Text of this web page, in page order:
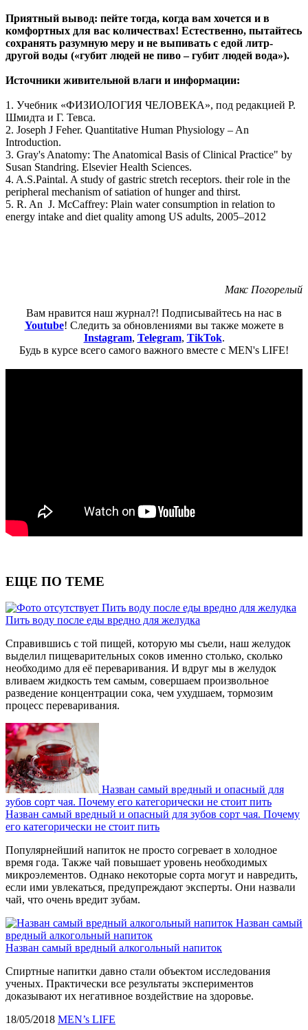
Приятный вывод: пейте тогда, когда вам хочется и в
комфортных для вас количествах! Естественно, пытайтесь
сохранять разумную меру и не выпивать с едой литр-
другой воды («губит людей не пиво – губит людей вода»).
Источники живительной влаги и информации:
1. Учебник «ФИЗИОЛОГИЯ ЧЕЛОВЕКА», под редакцией Р.
Шмидта и Г. Тевса.
2. Joseph J Feher. Quantitative Human Physiology – An
Introduction.
3. Gray's Anatomy: The Anatomical Basis of Clinical Practice" by
Susan Standring. Elsevier Health Sciences.
4. A.S.Paintal. A study of gastric stretch receptors. their role in the
peripheral mechanism of satiation of hunger and thirst.
5. R. An J. ‎McCaffrey: Plain water consumption in relation to
energy intake and diet quality among US adults, 2005–2012
Макс Погорелый
Вам нравится наш журнал?! Подписывайтесь на нас в
Youtube! Следить за обновлениями вы также можете в
Instagram, Telegram, TikTok.
Будь в курсе всего самого важного вместе с MEN's LIFE!
ЕЩЕ ПО ТЕМЕ
Пить воду после еды вредно для желудка
Пить воду после еды вредно для желудка
Справившись с той пищей, которую мы съели, наш желудок
выделил пищеварительных соков именно столько, сколько
необходимо для её переваривания. И вдруг мы в желудок
вливаем жидкость тем самым, совершаем произвольное
разведение концентрации сока, чем ухудшаем, тормозим
процесс переваривания.
Назван самый вредный и опасный для
зубов сорт чая. Почему его категорически не стоит пить
Назван самый вредный и опасный для зубов сорт чая. Почему
его категорически не стоит пить
Популярнейший напиток не просто согревает в холодное
время года. Также чай повышает уровень необходимых
микроэлементов. Однако некоторые сорта могут и навредить,
если ими увлекаться, предупреждают эксперты. Они назвали
чай, что очень вредит зубам.
Назван самый
вредный алкогольный напиток
Назван самый вредный алкогольный напиток
Спиртные напитки давно стали объектом исследования
ученых. Практически все результаты экспериментов
доказывают их негативное воздействие на здоровье.
18/05/2018 MEN’s LIFE